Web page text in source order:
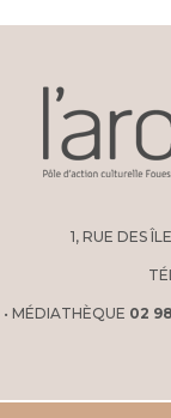
1, RUE DES
• MÉDIATHÈQUE 02